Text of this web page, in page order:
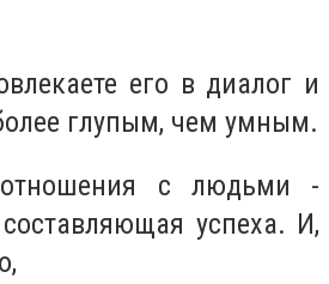
его в диалог и
глупым, чем умным.
с людьми -
успеха. И,